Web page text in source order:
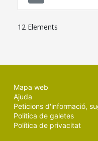
12 Elements
Mapa web
Ajuda
Peticions d'informació,
Política de galetes
Política de privacitat